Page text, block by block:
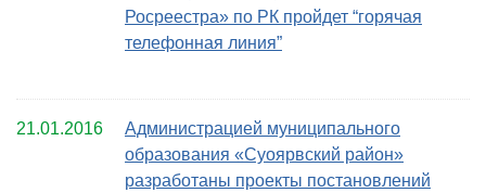
Росреестра» по РК пройдет “горячая
телефонная линия”
21.01.2016
Администрацией муниципального
образования «Суоярвский район»
разработаны проекты постановлений